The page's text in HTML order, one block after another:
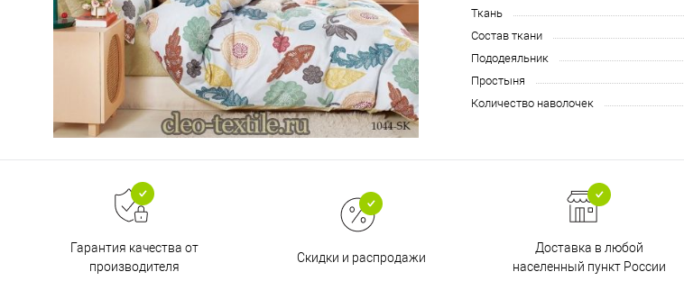
Ткань
Состав ткани
Пододеяльник
Простыня
Количество наволочек
Гарантия качества от
производителя
Скидки и распродажи
Доставка в любой
населенный пункт России